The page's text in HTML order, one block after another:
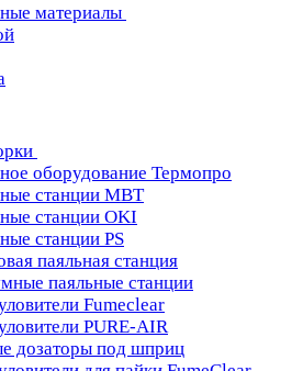
материалы
оборудование Термопро
станции MBT
станции OKI
станции PS
паяльная станция
паяльные станции
Fumeclear
PURE-AIR
дозаторы под шприц